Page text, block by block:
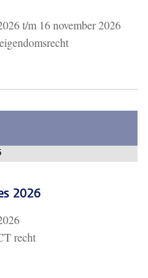
t/m 16 november 2026
2026
recht